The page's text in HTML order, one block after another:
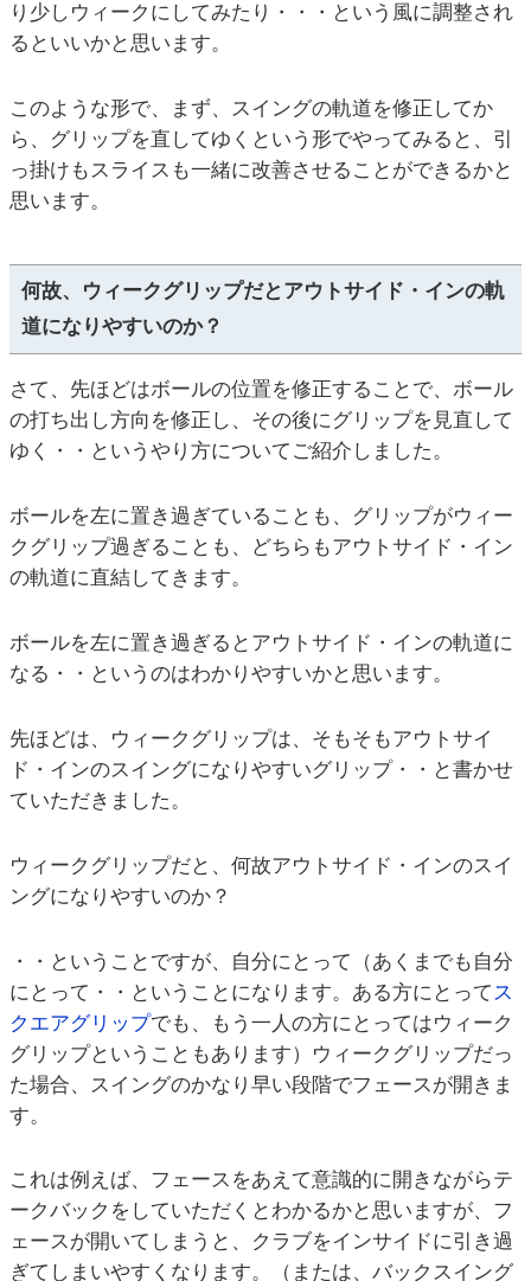
り少しウィークにしてみたり・・・という風に調整され
るといいかと思います。
このような形で、まず、スイングの軌道を修正してか
ら、グリップを直してゆくという形でやってみると、引
っ掛けもスライスも一緒に改善させることができるかと
思います。
何故、ウィークグリップだとアウトサイド・インの軌
道になりやすいのか？
さて、先ほどはボールの位置を修正することで、ボール
の打ち出し方向を修正し、その後にグリップを見直して
ゆく・・というやり方についてご紹介しました。
ボールを左に置き過ぎていることも、グリップがウィー
クグリップ過ぎることも、どちらもアウトサイド・イン
の軌道に直結してきます。
ボールを左に置き過ぎるとアウトサイド・インの軌道に
なる・・というのはわかりやすいかと思います。
先ほどは、ウィークグリップは、そもそもアウトサイ
ド・インのスイングになりやすいグリップ・・と書かせ
ていただきました。
ウィークグリップだと、何故アウトサイド・インのスイ
ングになりやすいのか？
・・ということですが、自分にとって（あくまでも自分
にとって・・ということになります。ある方にとって ス
クエアグリップでも、もう一人の方にとってはウィーク
グリップということもあります）ウィークグリップだっ
た場合、スイングのかなり早い段階でフェースが開きま
す。
これは例えば、フェースをあえて意識的に開きながらテ
ークバックをしていただくとわかるかと思いますが、フ
ェースが開いてしまうと、クラブをインサイドに引き過
ぎてしまいやすくなります。（または、バックスイング